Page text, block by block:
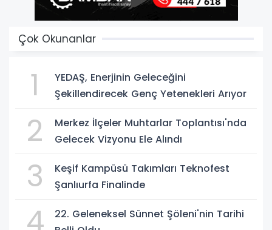
Çok Okunanlar
1
YEDAŞ, Enerjinin Geleceğini
Şekillendirecek Genç Yetenekleri Arıyor
2
Merkez İlçeler Muhtarlar Toplantısı'nda
Gelecek Vizyonu Ele Alındı
3
Keşif Kampüsü Takımları Teknofest
Şanlıurfa Finalinde
22. Geleneksel Sünnet Şöleni'nin Tarihi